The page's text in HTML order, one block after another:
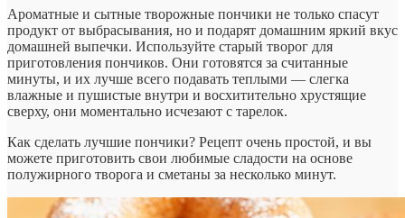
Ароматные и сытные творожные пончики не только спасут
продукт от выбрасывания, но и подарят домашним яркий вкус
домашней выпечки. Используйте старый творог для
приготовления пончиков. Они готовятся за считанные
минуты, и их лучше всего подавать теплыми — слегка
влажные и пушистые внутри и восхитительно хрустящие
сверху, они моментально исчезают с тарелок.
Как сделать лучшие пончики? Рецепт очень простой, и вы
можете приготовить свои любимые сладости на основе
полужирного творога и сметаны за несколько минут.